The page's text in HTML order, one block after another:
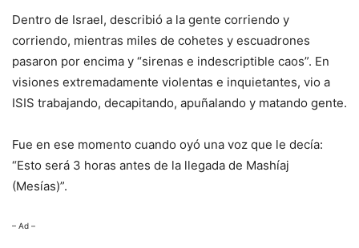
Dentro de Israel, describió a la gente corriendo y
corriendo, mientras miles de cohetes y escuadrones
pasaron por encima y “sirenas e indescriptible caos”. En
visiones extremadamente violentas e inquietantes, vio a
ISIS trabajando, decapitando, apuñalando y matando gente.
Fue en ese momento cuando oyó una voz que le decía:
“Esto será 3 horas antes de la llegada de Mashíaj
(Mesías)”.
– Ad –